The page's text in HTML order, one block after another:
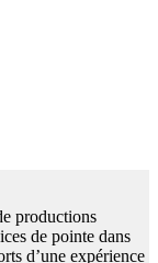
productions
de pointe dans
d’une expérience